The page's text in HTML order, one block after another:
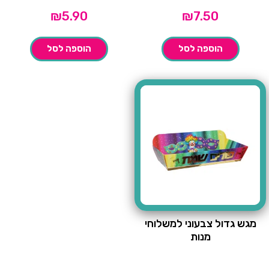
₪7.50
הוספה לסל
₪5.90
הוספה לסל
מגש גדול צבעוני למשלוחי
מנות